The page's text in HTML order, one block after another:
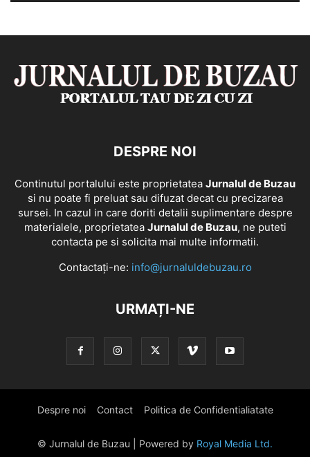
DESPRE NOI
Continutul portalului este proprietatea Jurnalul de Buzau
si nu poate fi preluat sau difuzat decat cu precizarea
sursei. In cazul in care doriti detalii suplimentare despre
materialele, proprietatea Jurnalul de Buzau, ne puteti
contacta pe si solicita mai multe informatii.
Contactați-ne: info@jurnaluldebuzau.ro
URMAȚI-NE
Despre noi Contact Politica de Confidentialiatate
© Jurnalul de Buzau | Powered by Royal Media Ltd.